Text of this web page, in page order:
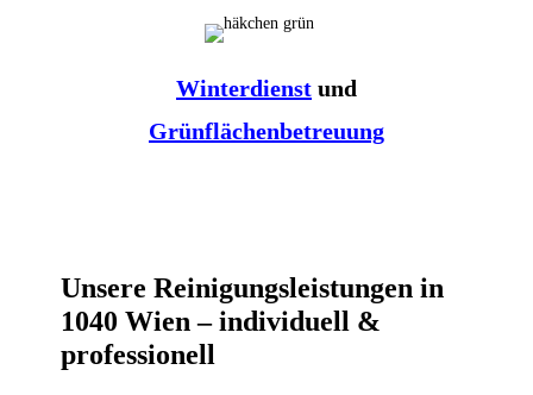
Winterdienst und
Grünflächenbetreuung
Unsere Reinigungsleistungen in
1040 Wien – individuell &
professionell